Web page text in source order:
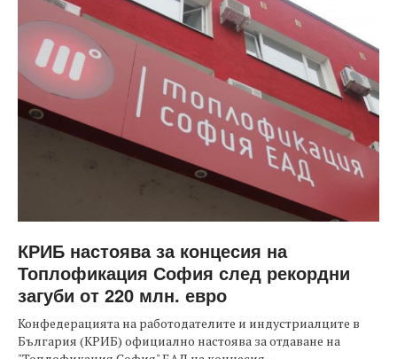
КРИБ настоява за концесия на
Топлофикация София след рекордни
загуби от 220 млн. евро
Конфедерацията на работодателите и индустриалците в
България (КРИБ) официално настоява за отдаване на